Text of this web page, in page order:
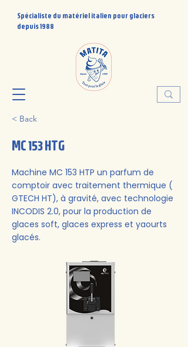
Spécialiste du matériel italien pour glaciers
depuis 1988
< Back
MC 153 HTG
Machine MC 153 HTP un parfum de
comptoir avec traitement thermique (
GTECH HT), à gravité, avec technologie
INCODIS 2.0, pour la production de
glaces soft, glaces express et yaourts
glacés.